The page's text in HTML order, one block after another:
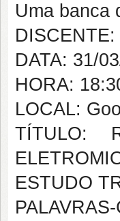
Uma banca
DATA: 31/
HORA:
LOCAL:
TÍTULO:
ESTUDO